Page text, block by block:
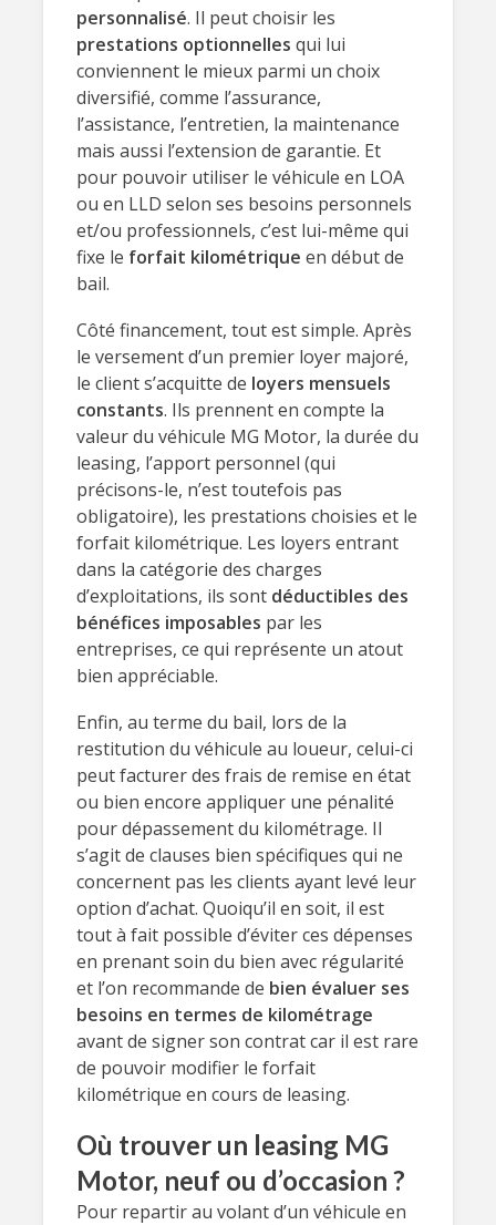
personnalisé. Il peut choisir les
prestations optionnelles qui lui
conviennent le mieux parmi un choix
diversifié, comme l’assurance,
l’assistance, l’entretien, la maintenance
mais aussi l’extension de garantie. Et
pour pouvoir utiliser le véhicule en LOA
ou en LLD selon ses besoins personnels
et/ou professionnels, c’est lui-même qui
fixe le forfait kilométrique en début de
bail.
Côté financement, tout est simple. Après
le versement d’un premier loyer majoré,
le client s’acquitte de loyers mensuels
constants. Ils prennent en compte la
valeur du véhicule MG Motor, la durée du
leasing, l’apport personnel (qui
précisons-le, n’est toutefois pas
obligatoire), les prestations choisies et le
forfait kilométrique. Les loyers entrant
dans la catégorie des charges
d’exploitations, ils sont déductibles des
bénéfices imposables par les
entreprises, ce qui représente un atout
bien appréciable.
Enfin, au terme du bail, lors de la
restitution du véhicule au loueur, celui-ci
peut facturer des frais de remise en état
ou bien encore appliquer une pénalité
pour dépassement du kilométrage. Il
s’agit de clauses bien spécifiques qui ne
concernent pas les clients ayant levé leur
option d’achat. Quoiqu’il en soit, il est
tout à fait possible d’éviter ces dépenses
en prenant soin du bien avec régularité
et l’on recommande de bien évaluer ses
besoins en termes de kilométrage
avant de signer son contrat car il est rare
de pouvoir modifier le forfait
kilométrique en cours de leasing.
Où trouver un leasing MG
Motor, neuf ou d’occasion ?
Pour repartir au volant d’un véhicule en